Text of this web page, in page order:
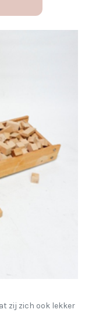
zij zich ook lekker